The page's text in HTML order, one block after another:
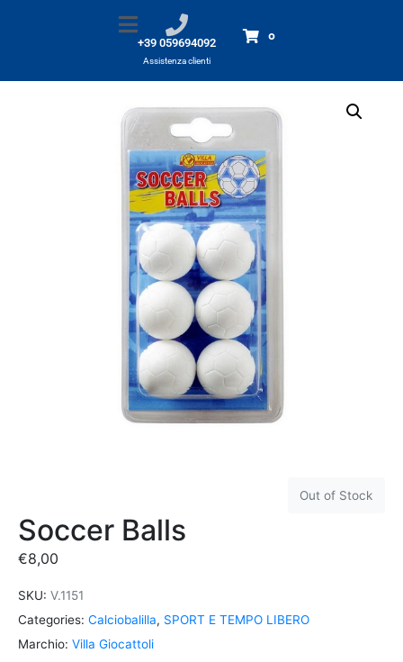
+39 059694092
Assistenza clienti
0
Prodotti Soccer Balls
Out of Stock
Soccer Balls
€8,00
SKU: V.1151
Categories: Calciobalilla, SPORT E TEMPO LIBERO
Marchio: Villa Giocattoli